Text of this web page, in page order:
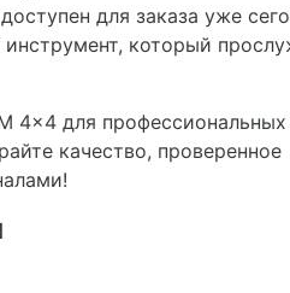
для заказа уже
который
4x4 для
качество, проверенное